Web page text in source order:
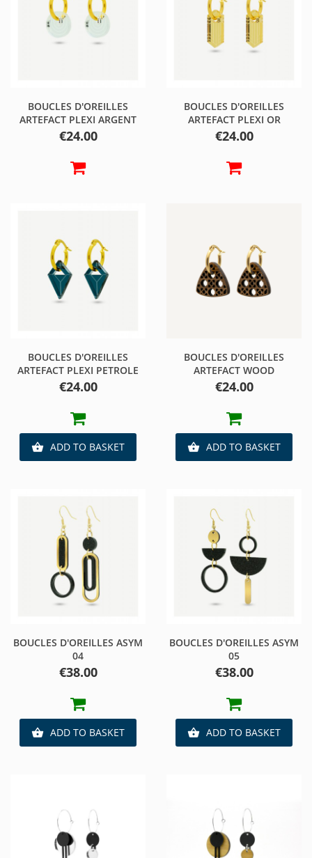
BOUCLES D'OREILLES
ARTEFACT PLEXI ARGENT
Price
€24.00
BOUCLES D'OREILLES
ARTEFACT PLEXI OR
Price
€24.00
BOUCLES D'OREILLES
ARTEFACT PLEXI PETROLE
Price
€24.00
 ADD TO BASKET
BOUCLES D'OREILLES
ARTEFACT WOOD
Price
€24.00
 ADD TO BASKET
BOUCLES D'OREILLES ASYM
04
Price
€38.00
 ADD TO BASKET
BOUCLES D'OREILLES ASYM
05
Price
€38.00
 ADD TO BASKET